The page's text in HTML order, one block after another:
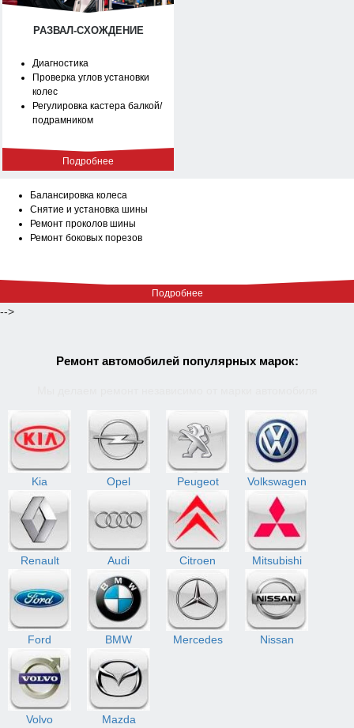
РАЗВАЛ-СХОЖДЕНИЕ
Диагностика
Проверка углов установки
колес
Регулировка кастера балкой/
подрамником
Подробнее
Балансировка колеса
Снятие и установка шины
Ремонт проколов шины
Ремонт боковых порезов
Подробнее
-->
Ремонт автомобилей популярных марок:
Kia Opel Peugeot Volkswagen
Renault Audi Citroen Mitsubishi
Ford BMW Mercedes Nissan
Volvo Mazda